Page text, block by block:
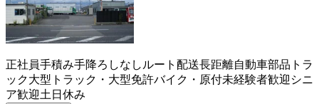
正社員手積み手降ろしなし ルート配送長距離自動車部品 トラ
ック大型トラック・大型免許バイク・原付未経験者歓迎 シニ
ア歓迎土日休み